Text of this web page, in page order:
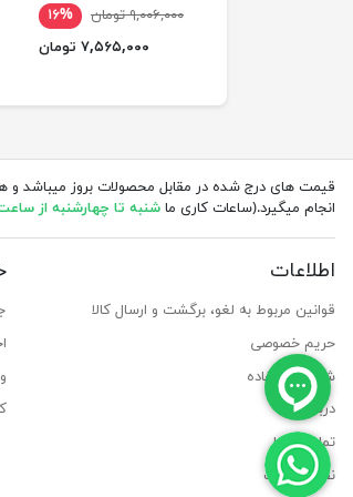
۹,۰۰۶,۰۰۰ تومان
۱۶%
۷,۵۶۵,۰۰۰ تومان
قیمت های درج شده در مقابل محصولات بروز میباشد و
انجام میگیرد.(ساعات کاری ما شنبه تا چهارشنبه از ساعت 9 الی
اطلاعات
قوانین مربوط به لغو، برگشت و ارسال کالا
حریم خصوصی
شرایط استفاده
درباره ما
تماس با ما
نقشه سایت